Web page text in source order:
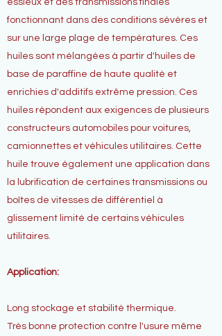
essieux et des transmissions finales
fonctionnant dans des conditions sévères et
sur une large plage de températures. Ces
huiles sont mélangées à partir d'huiles de
base de paraffine de haute qualité et
enrichies d'additifs extrême pression. Ces
huiles répondent aux exigences de plusieurs
constructeurs automobiles pour voitures,
camionnettes et véhicules utilitaires. Cette
huile trouve également une application dans
la lubrification de certaines transmissions ou
boîtes de vitesses de différentiel à
glissement limité de certains véhicules
utilitaires.
Application:
Long stockage et stabilité thermique.
Très bonne protection contre l'usure même